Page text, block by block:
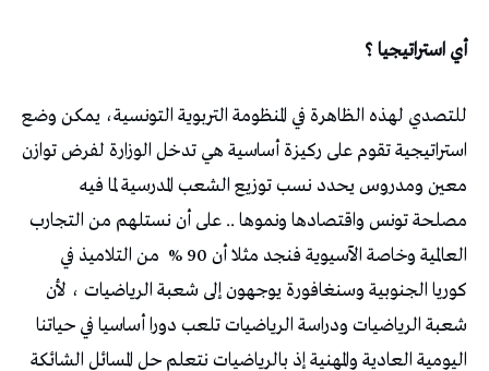
أي استراتيجيا ؟
للتصدي لهذه الظاهرة في المنظومة التربوية التونسية، يمكن وضع
استراتيجية تقوم على ركيزة أساسية هي تدخل الوزارة لفرض توازن
معين ومدروس يحدد نسب توزيع الشعب المدرسية لما فيه
مصلحة تونس واقتصادها ونموها .. على أن نستلهم من التجارب
العالمية وخاصة الآسيوية فنجد مثلا أن 90 %
من التلاميذ في
كوريا الجنوبية وسنغافورة يوجهون إلى شعبة الرياضيات ، لأن
شعبة الرياضيات ودراسة الرياضيات تلعب دورا أساسيا في حياتنا
اليومية العادية والمهنية إذ بالرياضيات نتعلم حل المسائل الشائكة